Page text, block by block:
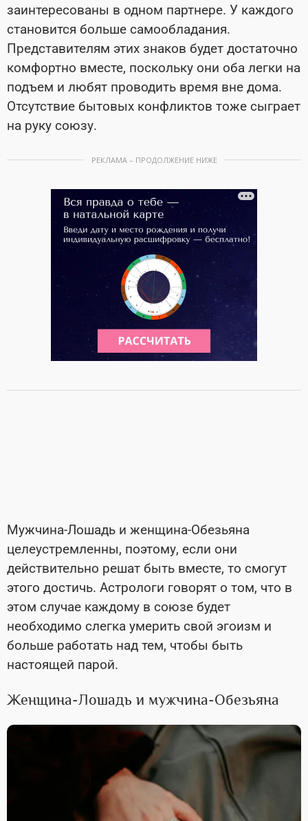
заинтересованы в одном партнере. У каждого
становится больше самообладания.
Представителям этих знаков будет достаточно
комфортно вместе, поскольку они оба легки на
подъем и любят проводить время вне дома.
Отсутствие бытовых конфликтов тоже сыграет
на руку союзу.
РЕКЛАМА – ПРОДОЛЖЕНИЕ НИЖЕ
Мужчина-Лошадь и женщина-Обезьяна
целеустремленны, поэтому, если они
действительно решат быть вместе, то смогут
этого достичь. Астрологи говорят о том, что в
этом случае каждому в союзе будет
необходимо слегка умерить свой эгоизм и
больше работать над тем, чтобы быть
настоящей парой.
Женщина-Лошадь и мужчина-Обезьяна